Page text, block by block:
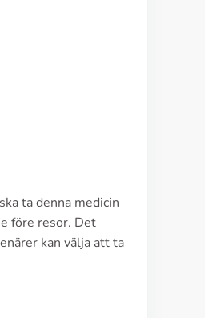
ta denna medicin
före resor. Det
kan välja att ta